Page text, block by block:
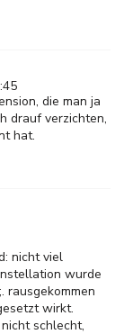
die man ja
drauf verzichten,
hat.
nicht viel
wurde
rausgekommen
wirkt.
schlecht,